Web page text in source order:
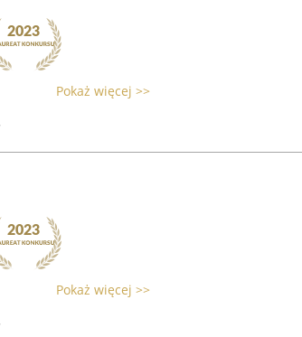
Pokaż więcej >>
Pokaż więcej >>